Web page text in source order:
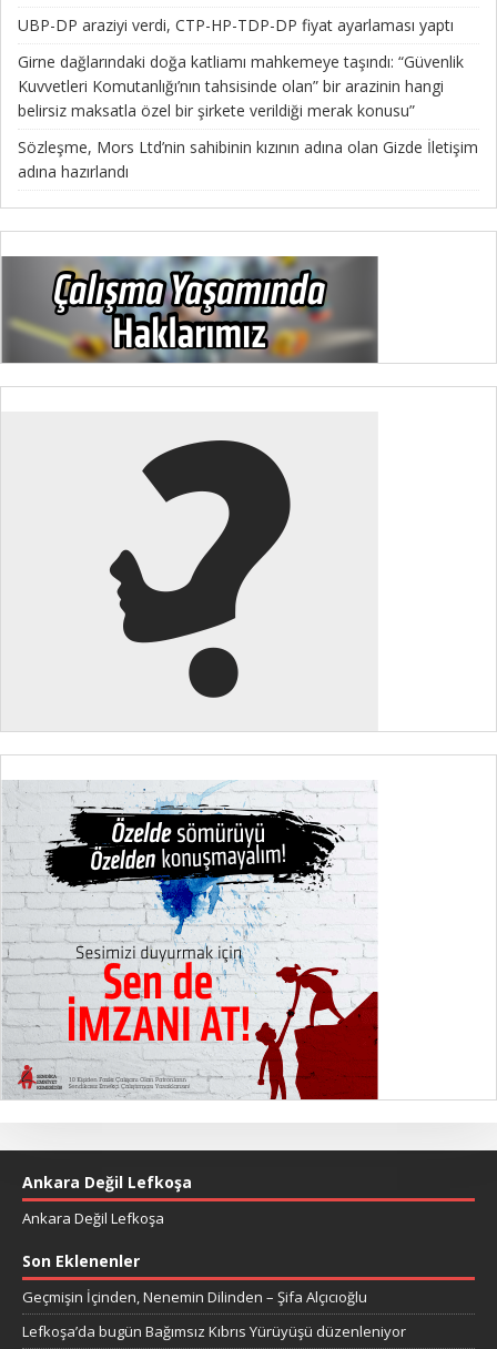
UBP-DP araziyi verdi, CTP-HP-TDP-DP fiyat ayarlaması yaptı
Girne dağlarındaki doğa katliamı mahkemeye taşındı: “Güvenlik
Kuvvetleri Komutanlığı’nın tahsisinde olan” bir arazinin hangi
belirsiz maksatla özel bir şirkete verildiği merak konusu”
Sözleşme, Mors Ltd’nin sahibinin kızının adına olan Gizde İletişim
adına hazırlandı
Ankara Değil Lefkoşa
Ankara Değil Lefkoşa
Son Eklenenler
Geçmişin İçinden, Nenemin Dilinden – Şifa Alçıcıoğlu
Lefkoşa’da bugün Bağımsız Kıbrıs Yürüyüşü düzenleniyor